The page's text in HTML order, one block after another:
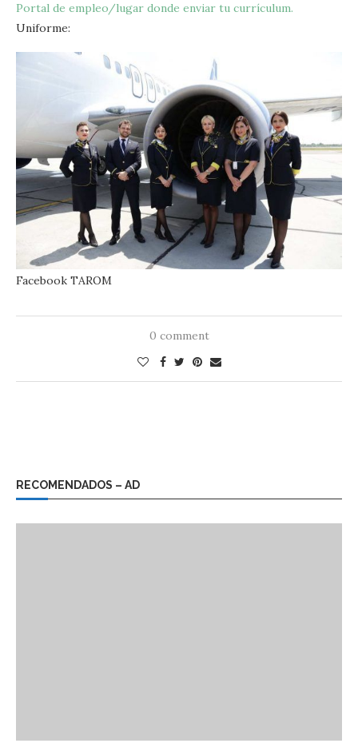
Portal de empleo/lugar donde enviar tu currículum.
Uniforme:
Facebook TAROM
0 comment
RECOMENDADOS – AD